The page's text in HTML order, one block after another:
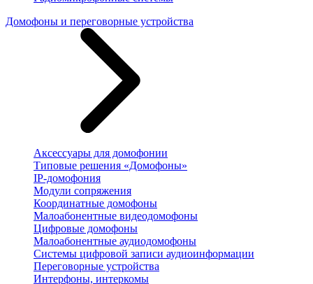
Домофоны и переговорные устройства
Аксессуары для домофонии
Типовые решения «Домофоны»
IP-домофония
Модули сопряжения
Координатные домофоны
Малоабонентные видеодомофоны
Цифровые домофоны
Малоабонентные аудиодомофоны
Системы цифровой записи аудиоинформации
Переговорные устройства
Интерфоны, интеркомы